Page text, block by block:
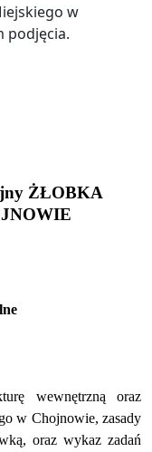
w
podjęcia.
ŻŁOBKA
wewnętrzną oraz
w Chojnowie, zasady
oraz wykaz zadań